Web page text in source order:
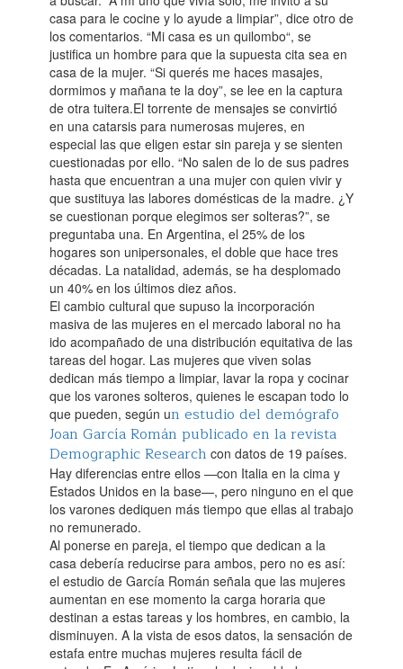
casa para le cocine y lo ayude a limpiar”, dice otro de
los comentarios. “Mi casa es un quilombo“, se
justifica un hombre para que la supuesta cita sea en
casa de la mujer. “Si querés me haces masajes,
dormimos y mañana te la doy”, se lee en la captura
de otra tuitera.El torrente de mensajes se convirtió
en una catarsis para numerosas mujeres, en
especial las que eligen estar sin pareja y se sienten
cuestionadas por ello. “No salen de lo de sus padres
hasta que encuentran a una mujer con quien vivir y
que sustituya las labores domésticas de la madre. ¿Y
se cuestionan porque elegimos ser solteras?”, se
preguntaba una. En Argentina, el 25% de los
hogares son unipersonales, el doble que hace tres
décadas. La natalidad, además, se ha desplomado
un 40% en los últimos diez años.‌
El cambio cultural que supuso la incorporación
masiva de las mujeres en el mercado laboral no ha
ido acompañado de una distribución equitativa de las
tareas del hogar. Las mujeres que viven solas
dedican más tiempo a limpiar, lavar la ropa y cocinar
que los varones solteros, quienes le escapan todo lo
que pueden, según un estudio del demógrafo
Joan García Román publicado en la revista
Demographic Research con datos de 19 países.
Hay diferencias entre ellos —con Italia en la cima y
Estados Unidos en la base—, pero ninguno en el que
los varones dediquen más tiempo que ellas al trabajo
no remunerado.‌
Al ponerse en pareja, el tiempo que dedican a la
casa debería reducirse para ambos, pero no es así:
el estudio de García Román señala que las mujeres
aumentan en ese momento la carga horaria que
destinan a estas tareas y los hombres, en cambio, la
disminuyen. A la vista de esos datos, la sensación de
estafa entre muchas mujeres resulta fácil de